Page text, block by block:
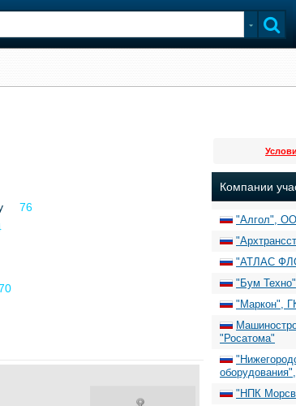
76
Компании
"Алгол",
"АТЛАС
"Бум
"Маркон",
"Росатома"
"НПК